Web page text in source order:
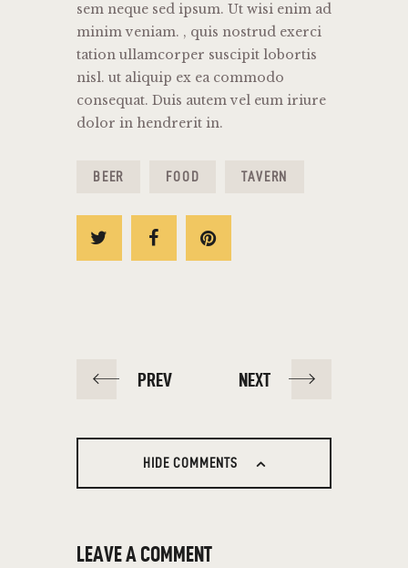
sem neque sed ipsum. Ut wisi enim ad
minim veniam. , quis nostrud exerci
tation ullamcorper suscipit lobortis
nisl. ut aliquip ex ea commodo
consequat. Duis autem vel eum iriure
dolor in hendrerit in.
BEER FOOD TAVERN
PREV NEXT
HIDE COMMENTS
LEAVE A COMMENT